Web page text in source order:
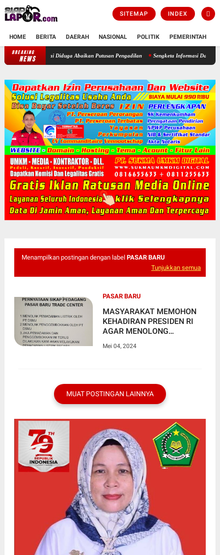
SITEMAP INDEX
HOME BERITA DAERAH NASIONAL POLITIK PEMERINTAH
BREAKING
NEWS Bupati Bogor Didesak Copot Kepala Desa Cimayang Usai Diduga
Menampilkan postingan dengan label PASAR BARU
Tunjukkan semua
PASAR BARU
MASYARAKAT MEMOHON
KEHADIRAN PRESIDEN RI
AGAR MENOLONG
BANDUNG YANG DI
Mei 04, 2024
MUAT POSTINGAN LAINNYA